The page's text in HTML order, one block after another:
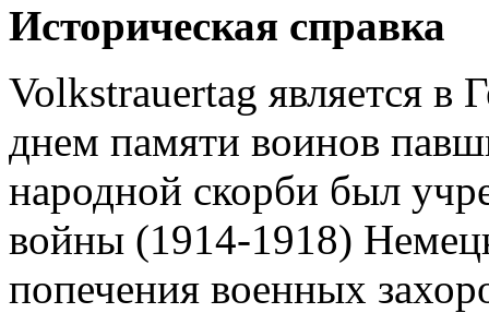
Историческая справка
Volkstrauertag является в
днем памяти воинов
народной скорби был
войны (1914-1918)
попечения военных